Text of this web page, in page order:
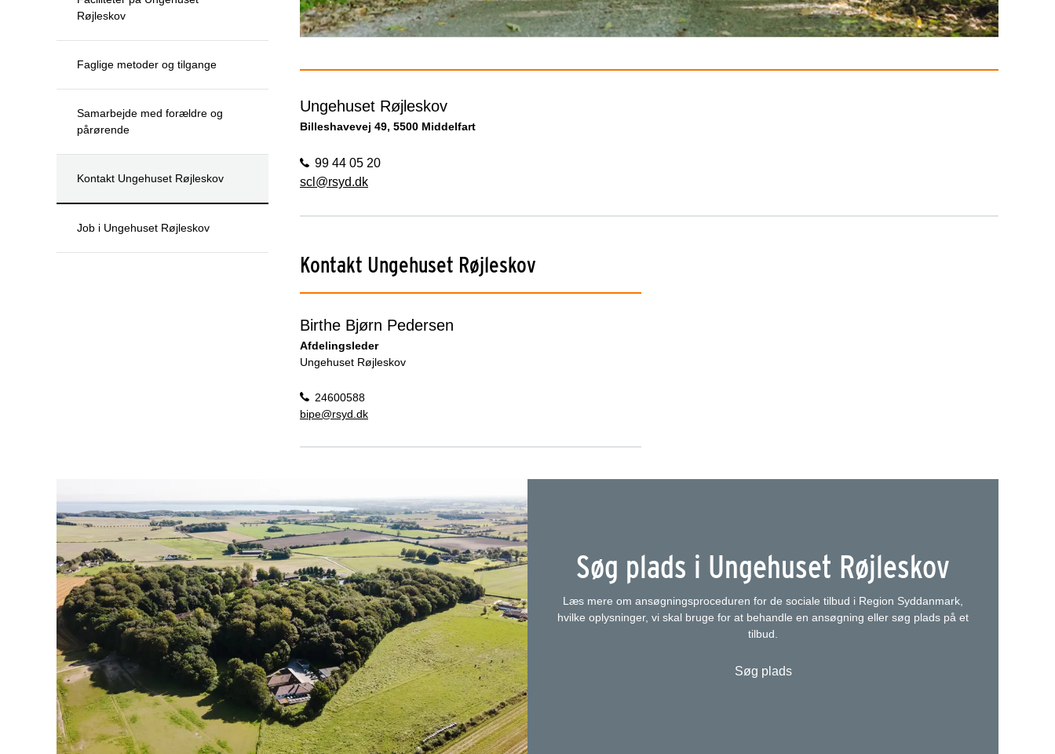
Røjleskov
Faglige metoder og tilgange
Samarbejde med forældre og
pårørende
Kontakt Ungehuset Røjleskov
Job i Ungehuset Røjleskov
Ungehuset Røjleskov
Billeshavevej 49, 5500 Middelfart
99 44 05 20
scl@rsyd.dk
Kontakt Ungehuset Røjleskov
Birthe Bjørn Pedersen
Afdelingsleder
Ungehuset Røjleskov
24600588
bipe@rsyd.dk
Søg plads i Ungehuset Røjleskov
Læs mere om ansøgningsproceduren for de sociale tilbud i Region Syddanmark,
hvilke oplysninger, vi skal bruge for at behandle en ansøgning eller søg plads på et
tilbud.
Søg plads